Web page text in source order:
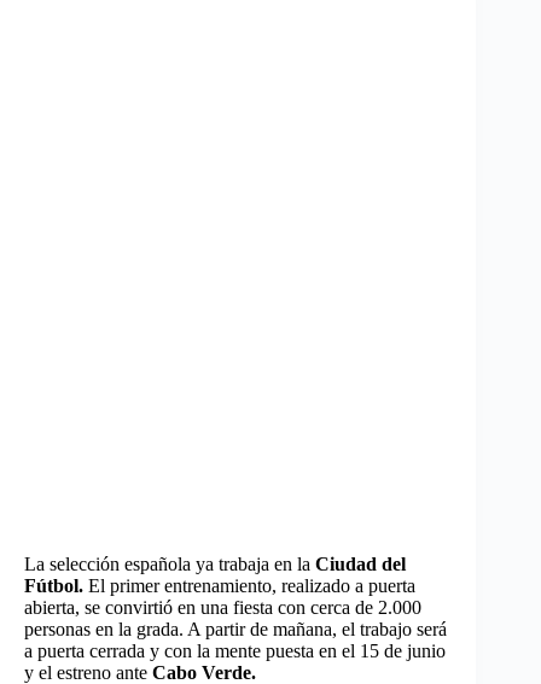
La selección española ya trabaja en la Ciudad del
Fútbol. El primer entrenamiento, realizado a puerta
abierta, se convirtió en una fiesta con cerca de 2.000
personas en la grada. A partir de mañana, el trabajo será
a puerta cerrada y con la mente puesta en el 15 de junio
y el estreno ante Cabo Verde.